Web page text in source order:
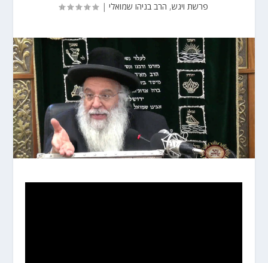
פרשת ויגש, הרב בניהו שמואלי |